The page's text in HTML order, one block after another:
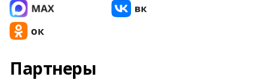
Партнеры